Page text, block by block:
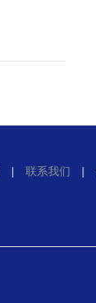
| 联系我们 |